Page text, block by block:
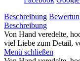
Beschreibung
Beschreibung
Von Hand veredelte,
viel Liebe zum Detail,
Menü schließen